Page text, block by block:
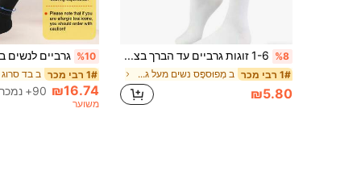
%8 1-6 זוגות גרביים עד הברך בצבע אחיד עם פסים כפולים, סגנון בית ספר יומיומי
1# רבי מכר ב מְפוּספָּס נשים מעל גרבי הברך
₪5.80
%10
1# רבי מכר
₪16.74 90+ נמכר
משוער